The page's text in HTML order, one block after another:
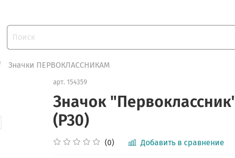
Значки ПЕРВОКЛАССНИКАМ
арт.154359
Значок
(P30)
(0) Добавить в сравнение